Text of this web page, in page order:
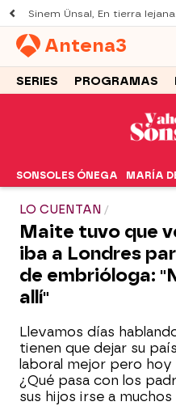
Sinem Ünsal, En tierra lejana
Antena3
SERIES PROGRAMAS
SONSOLES ÓNEGA MARÍA
LO CUENTAN
Maite tuvo que
iba a Londres
de embrióloga:
allí"
Llevamos días
tienen que dejar su
laboral mejor pero
¿Qué pasa con los
sus hijos irse a